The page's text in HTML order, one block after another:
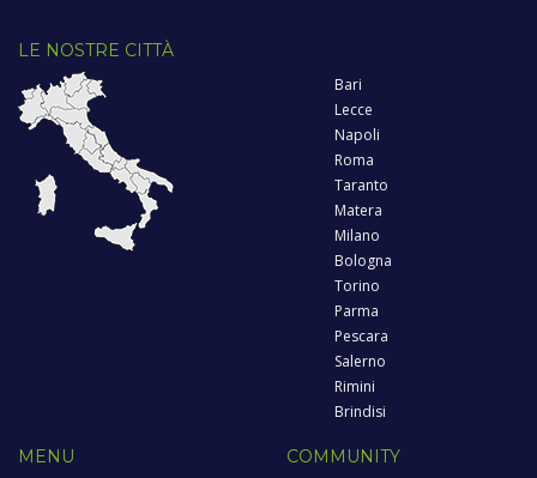
LE NOSTRE CITTÀ
Bari
Lecce
Napoli
Roma
Taranto
Matera
Milano
Bologna
Torino
Parma
Pescara
Salerno
Rimini
Brindisi
MENU COMMUNITY